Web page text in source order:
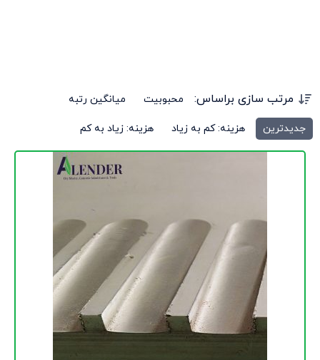
مرتب سازی براساس: محبوبیت میانگین رتبه
جدیدترین هزینه: کم به زیاد هزینه: زیاد به کم